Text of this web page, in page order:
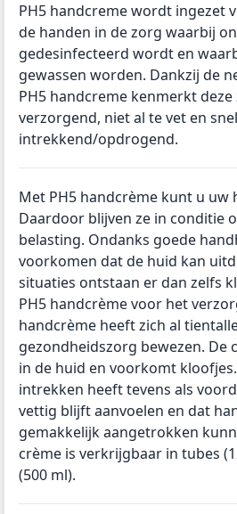
PH5 handcreme wordt ingezet
de handen in de zorg waarbij
gedesinfecteerd wordt en
gewassen worden. Dankzij de
PH5 handcreme kenmerkt deze
verzorgend, niet al te vet en snel
intrekkend/opdrogend.
Met PH5 handcrème kunt u uw
Daardoor blijven ze in conditie
belasting. Ondanks goede
voorkomen dat de huid kan
situaties ontstaan er dan zelfs
PH5 handcrème voor het
handcrème heeft zich al
gezondheidszorg bewezen. De
in de huid en voorkomt
intrekken heeft tevens als
vettig blijft aanvoelen en dat
gemakkelijk aangetrokken
crème is verkrijgbaar in tubes
(500 ml).